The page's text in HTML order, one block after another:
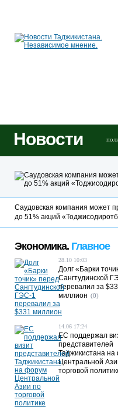
Новости
Саудовская компания может
до 51% акций
Экономика. Главное
28.10 10:03
Долг «Барки
Сангтудинской
перевалил за
миллион (0)
14.06 17:24
ЕС поддержал
представителей
Таджикистана
Центральной
торговой